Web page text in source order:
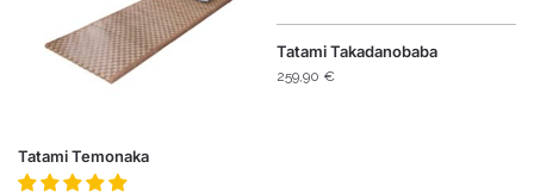
Tatami Temonaka
Tatami Takadanobaba
259,90 €